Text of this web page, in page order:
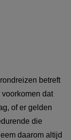
betreft
dat
of er gelden
die
daarom altijd